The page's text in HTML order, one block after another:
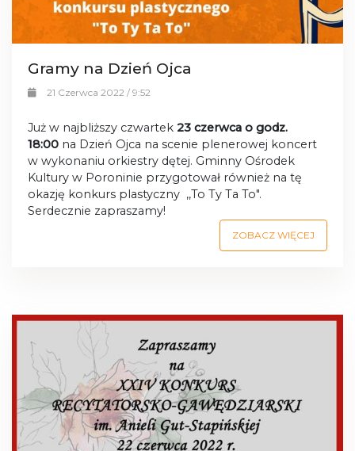
Gramy na Dzień Ojca
21 Czerwca 2022 / 9:52
Już w najbliższy czwartek 23 czerwca o godz.
18:00 na Dzień Ojca na scenie plenerowej koncert
w wykonaniu orkiestry dętej. Gminny Ośrodek
Kultury w Poroninie przygotował również na tę
okazję konkurs plastyczny ,,To Ty Ta To".
Serdecznie zapraszamy!
ZOBACZ WIĘCEJ